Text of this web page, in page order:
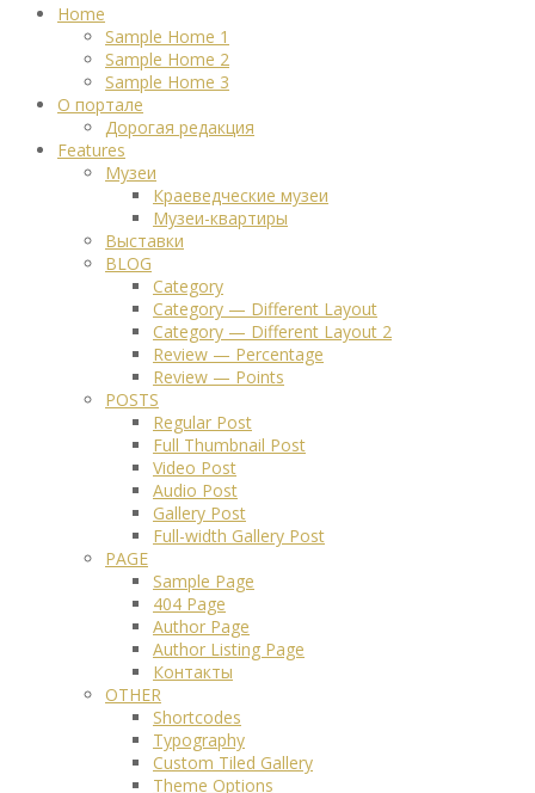
Home
Sample Home 1
Sample Home 2
Sample Home 3
О портале
Дорогая редакция
Features
Музеи
Краеведческие музеи
Музеи-квартиры
Выставки
BLOG
Category
Category — Different Layout
Category — Different Layout 2
Review — Percentage
Review — Points
POSTS
Regular Post
Full Thumbnail Post
Video Post
Audio Post
Gallery Post
Full-width Gallery Post
PAGE
Sample Page
404 Page
Author Page
Author Listing Page
Контакты
OTHER
Shortcodes
Typography
Custom Tiled Gallery
Theme Options